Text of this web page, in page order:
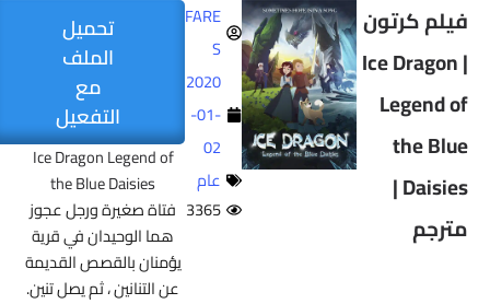
فيلم كرتون
| Ice Dragon
Legend of
the Blue
Daisies |
مترجم
FARE
S
2020
-01-
02
عام
3365
تحميل
الملف
مع
التفعيل
Ice Dragon Legend of
the Blue Daisies
فتاة صغيرة ورجل عجوز
هما الوحيدان في قرية
يؤمنان بالقصص القديمة
عن التنانين ، ثم يصل تنين.